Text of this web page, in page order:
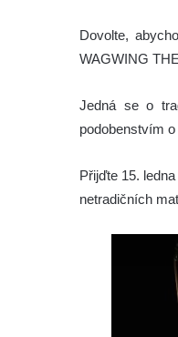
Dovolte,
WAGWING
Jedná se o
podobenstvím
Přijďte 15.
netradičních